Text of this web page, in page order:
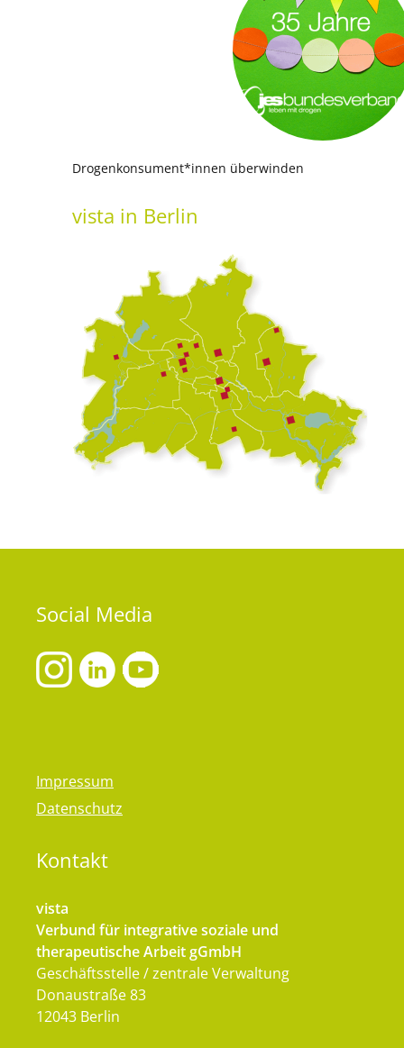
Drogenkonsument*innen überwinden
vista in Berlin
Social Media
Impressum
Datenschutz
Kontakt
vista
Verbund für integrative soziale und
therapeutische Arbeit gGmbH
Geschäftsstelle / zentrale Verwaltung
Donaustraße 83
12043 Berlin